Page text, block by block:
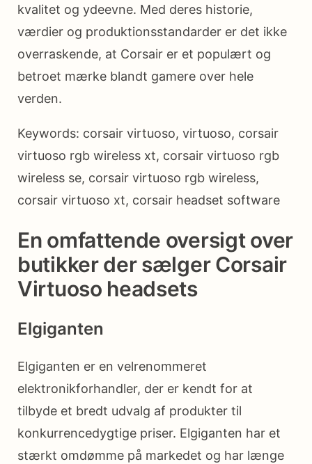
kvalitet og ydeevne. Med deres historie,
værdier og produktionsstandarder er det ikke
overraskende, at Corsair er et populært og
betroet mærke blandt gamere over hele
verden.
Keywords: corsair virtuoso, virtuoso, corsair
virtuoso rgb wireless xt, corsair virtuoso rgb
wireless se, corsair virtuoso rgb wireless,
corsair virtuoso xt, corsair headset software
En omfattende oversigt over
butikker der sælger Corsair
Virtuoso headsets
Elgiganten
Elgiganten er en velrenommeret
elektronikforhandler, der er kendt for at
tilbyde et bredt udvalg af produkter til
konkurrencedygtige priser. Elgiganten har et
stærkt omdømme på markedet og har længe